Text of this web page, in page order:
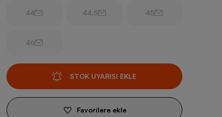
44 44.5 45
46
STOK UYARISI EKLE
Favorilere ekle